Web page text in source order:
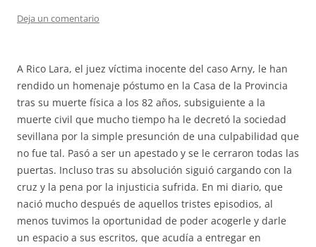
Deja un comentario
A Rico Lara, el juez víctima inocente del caso Arny, le han
rendido un homenaje póstumo en la Casa de la Provincia
tras su muerte física a los 82 años, subsiguiente a la
muerte civil que mucho tiempo ha le decretó la sociedad
sevillana por la simple presunción de una culpabilidad que
no fue tal. Pasó a ser un apestado y se le cerraron todas las
puertas. Incluso tras su absolución siguió cargando con la
cruz y la pena por la injusticia sufrida. En mi diario, que
nació mucho después de aquellos tristes episodios, al
menos tuvimos la oportunidad de poder acogerle y darle
un espacio a sus escritos, que acudía a entregar en